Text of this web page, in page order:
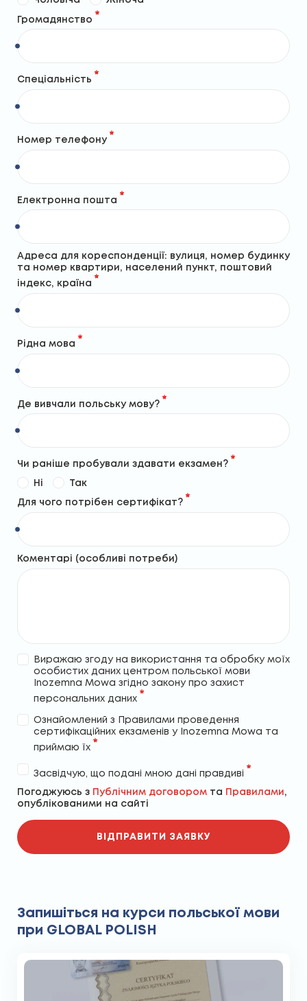
Громадянство
Спеціальність
Номер телефону
Електронна пошта
Адреса для кореспонденції: вулиця, номер будинку
та номер квартири, населений пункт, поштовий
індекс, країна
Рідна мова
Де вивчали польську мову?
Чи раніше пробували здавати екзамен?
Ні Так
Для чого потрібен сертифікат?
Коментарі (особливі потреби)
Виражаю згоду на використання та обробку моїх
особистих даних центром польської мови
Inozemna Mowa згідно закону про захист
персональних даних
Ознайомлений з Правилами проведення
сертифікаційних екзаменів у Inozemna Mowa та
приймаю їх
Засвідчую, що подані мною дані правдиві
Погоджуюсь з Публічним договором та Правилами,
опублікованими на сайті
ВІДПРАВИТИ ЗАЯВКУ
Запишіться на курси польської мови
при GLOBAL POLISH